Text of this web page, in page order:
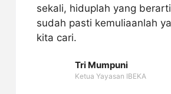
sekali, hiduplah yang
sudah pasti kemuliaanlah
kita cari.
Tri Mumpuni
Ketua Yayasan IBEKA